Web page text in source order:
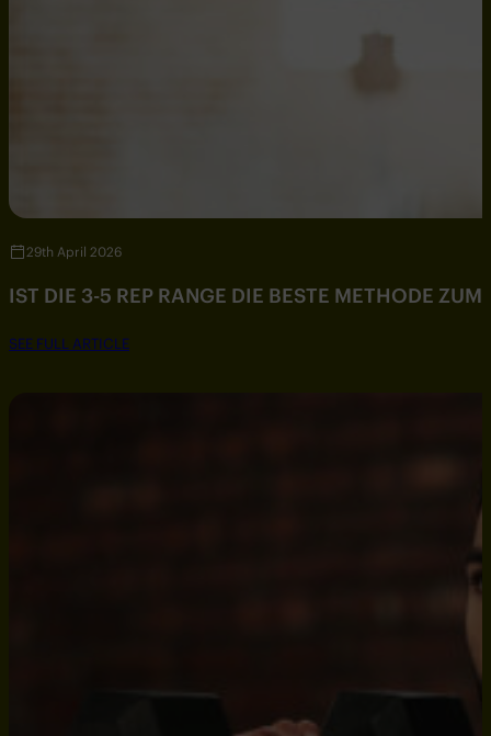
29th April 2026
IST DIE 3-5 REP RANGE DIE BESTE METHODE ZUM
SEE FULL ARTICLE